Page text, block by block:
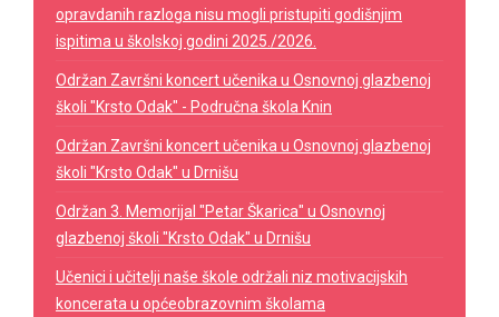
opravdanih razloga nisu mogli pristupiti godišnjim
ispitima u školskoj godini 2025./2026.
Održan Završni koncert učenika u Osnovnoj glazbenoj
školi "Krsto Odak" - Područna škola Knin
Održan Završni koncert učenika u Osnovnoj glazbenoj
školi "Krsto Odak" u Drnišu
Održan 3. Memorijal "Petar Škarica" u Osnovnoj
glazbenoj školi "Krsto Odak" u Drnišu
Učenici i učitelji naše škole održali niz motivacijskih
koncerata u općeobrazovnim školama